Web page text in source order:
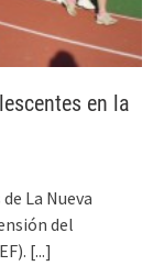
en la
La Nueva
del
[...]